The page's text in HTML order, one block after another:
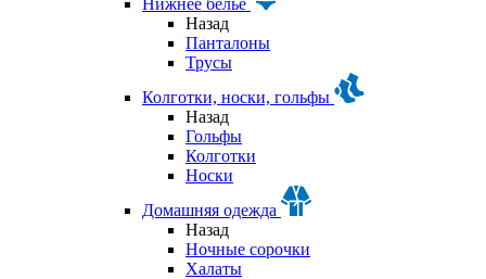
Нижнее белье
Назад
Панталоны
Трусы
Колготки, носки, гольфы
Назад
Гольфы
Колготки
Носки
Домашняя одежда
Назад
Ночные сорочки
Халаты